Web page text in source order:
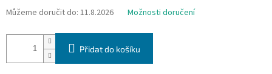
Můžeme doručit do: 11.8.2026 Možnosti doručení
Přidat do košíku